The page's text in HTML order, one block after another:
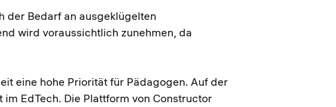
der Bedarf an ausgeklügelten
wird voraussichtlich zunehmen, da
eine hohe Priorität für Pädagogen. Auf der
EdTech. Die Plattform von Constructor